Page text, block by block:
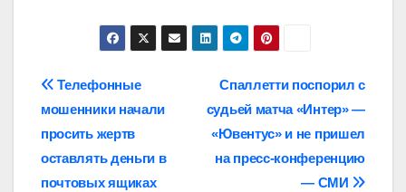
Навигация
по
записям
Спаллетти поспорил с
судьей матча «Интер» —
«Ювентус» и не пришел
на пресс‑конференцию
— СМИ
Телефонные
мошенники начали
просить жертв
оставлять деньги в
почтовых ящиках